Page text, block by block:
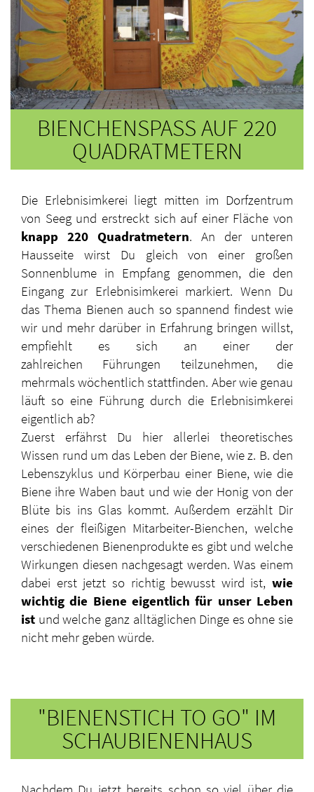
BIENCHENSPASS AUF 220 Q
UADRATMETERN
Die Erlebnisimkerei liegt mitten im Dorfzentrum
von Seeg und erstreckt sich auf einer Fläche von
knapp 220 Quadratmetern. An der unteren
Hausseite wirst Du gleich von einer großen
Sonnenblume in Empfang genommen, die den
Eingang zur Erlebnisimkerei markiert. Wenn Du
das Thema Bienen auch so spannend findest wie
wir und mehr darüber in Erfahrung bringen willst,
empfiehlt es sich an einer der
zahlreichen Führungen teilzunehmen, die
mehrmals wöchentlich stattfinden. Aber wie genau
läuft so eine Führung durch die Erlebnisimkerei
eigentlich ab?
Zuerst erfährst Du hier allerlei theoretisches
Wissen rund um das Leben der Biene, wie z. B. den
Lebenszyklus und Körperbau einer Biene, wie die
Biene ihre Waben baut und wie der Honig von der
Blüte bis ins Glas kommt. Außerdem erzählt Dir
eines der fleißigen Mitarbeiter-Bienchen, welche
verschiedenen Bienenprodukte es gibt und welche
Wirkungen diesen nachgesagt werden. Was einem
dabei erst jetzt so richtig bewusst wird ist, wie
wichtig die Biene eigentlich für unser Leben
ist und welche ganz alltäglichen Dinge es ohne sie
nicht mehr geben würde.
"BIENENSTICH TO GO" IM
SCHAUBIENENHAUS